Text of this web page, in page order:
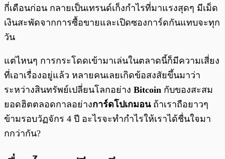
กี่เดือนก่อน กลายเป็นเทรนด์เก็งกำไรที่มาแรงสุดๆ มีเม็ด
เงินสะพัดจากการซื้อขายและเปิดซองการ์ดกันแทบจะทุก
วัน
แต่ไหนๆ การกระโดดเข้ามาเล่นในตลาดนี้ก็มีความเสี่ยง
ที่เอาเรื่องอยู่แล้ว หลายคนเลยเกิดข้อสงสัยขึ้นมาว่า
ระหว่างสินทรัพย์เปลี่ยนโลกอย่าง Bitcoin กับของสะสม
ยอดฮิตตลอดกาลอย่างการ์ดโปเกมอนถ้าเราถือยาวๆ
ข้ามรอบวัฏจักร 4 ปี อะไรจะทำกำไรให้เราได้ชื่นใจมา
กกว่ากัน?